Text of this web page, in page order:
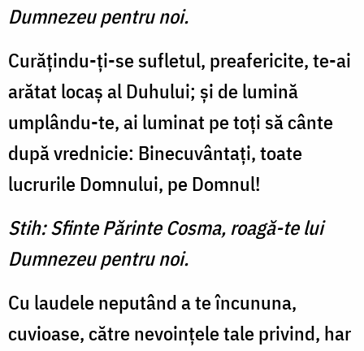
Dumnezeu pentru noi.
Curăţindu-ţi-se sufletul, preafericite, te-ai
arătat locaş al Duhului; şi de lumină
umplându-te, ai luminat pe toţi să cânte
după vrednicie: Binecuvântaţi, toate
lucrurile Dom­nului, pe Domnul!
Stih: Sfinte Părinte Cosma, roagă-te lui
Dumnezeu pentru noi.
Cu laudele neputând a te în­cununa,
cuvioase, către nevoinţele tale privind, har